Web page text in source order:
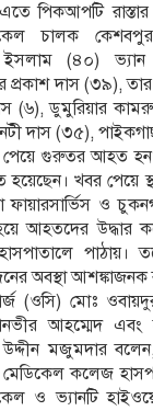
পিকআপটি
চালক কেশবপুর
(৪০) ভ্যান
দাস (৩৯), তার
(৬), ডুমুরিয়ার
দাস (৩৫),
পেয়ে গুরুতর আহত
খবর পেয়ে
ফায়ারসার্ভিস ও
আহতদের উদ্ধার
পাঠায়।
অবস্থা আশঙ্কাজনক
(ওসি) মোঃ
আহম্মেদ এবং
উদ্দীন মজুমদার
কলেজ
ও ভ্যানটি